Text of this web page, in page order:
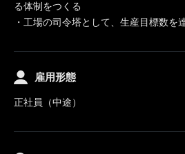
る体制をつくる
・工場の司令塔として、生産目標数を
雇用形態
正社員（中途）